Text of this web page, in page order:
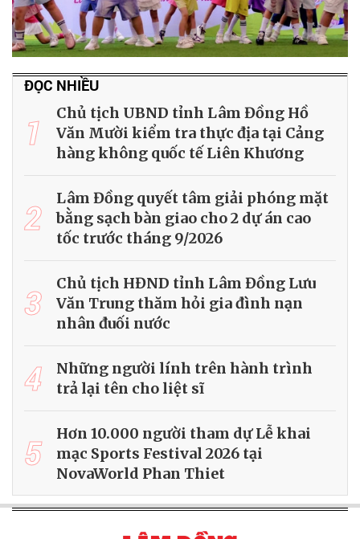
ĐỌC NHIỀU
1
Chủ tịch UBND tỉnh Lâm Đồng Hồ
Văn Mười kiểm tra thực địa tại Cảng
hàng không quốc tế Liên Khương
2
Lâm Đồng quyết tâm giải phóng mặt
bằng sạch bàn giao cho 2 dự án cao
tốc trước tháng 9/2026
3
Chủ tịch HĐND tỉnh Lâm Đồng Lưu
Văn Trung thăm hỏi gia đình nạn
nhân đuối nước
4
Những người lính trên hành trình
trả lại tên cho liệt sĩ
5
Hơn 10.000 người tham dự Lễ khai
mạc Sports Festival 2026 tại
NovaWorld Phan Thiet